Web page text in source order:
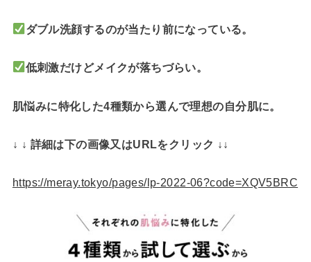
ダブル洗顔するのが当たり前になっている。
低刺激だけどメイクが落ちづらい。
肌悩みに特化した4種類から選んで理想の自分肌に。
↓ ↓ 詳細は下の画像又はURLをクリック ↓↓
https://meray.tokyo/pages/lp-2022-06?code=XQV5BRC